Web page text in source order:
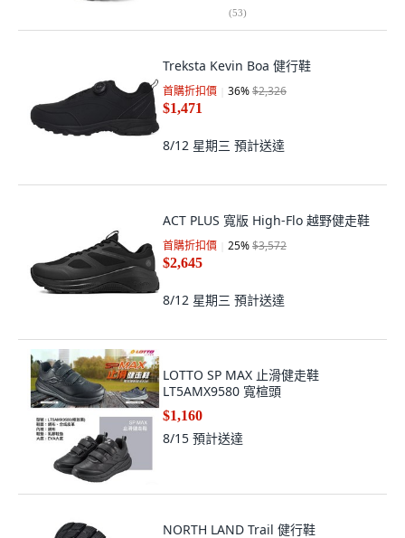
(53)
Treksta Kevin Boa 健行鞋
首購折扣價 36%$2,326
$1,471
8/12 星期三 預計送達
ACT PLUS 寬版 High-Flo 越野健走鞋
首購折扣價 25%$3,572
$2,645
8/12 星期三 預計送達
LOTTO SP MAX 止滑健走鞋
LT5AMX9580 寬楦頭
$1,160
8/15 預計送達
NORTH LAND Trail 健行鞋